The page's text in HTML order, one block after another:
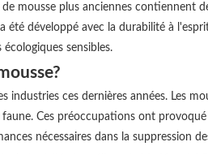
mousse plus anciennes contiennent
développé avec la durabilité à
sensibles.
ces dernières années. Les
Ces préoccupations ont
nécessaires dans la suppression